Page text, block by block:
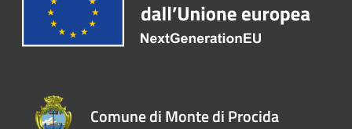
Comune di Monte di Procida